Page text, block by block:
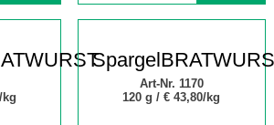
kg
Art-Nr. 1170
120 g /€ 43,80/kg